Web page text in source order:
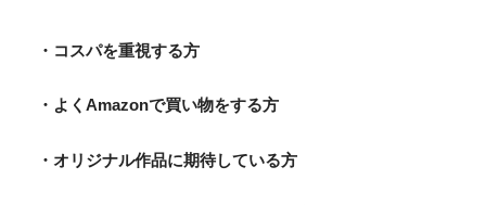
・コスパを重視する方
・よくAmazonで買い物をする方
・オリジナル作品に期待している方